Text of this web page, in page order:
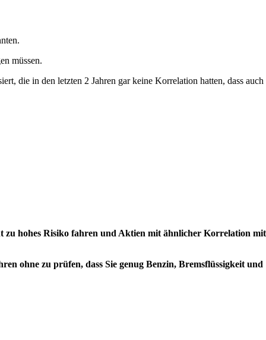
müssen.
die in den letzten 2 Jahren gar keine Korrelation hatten, dass auch
zu hohes Risiko fahren und Aktien mit ähnlicher Korrelation mit
ohne zu prüfen, dass Sie genug Benzin, Bremsflüssigkeit und